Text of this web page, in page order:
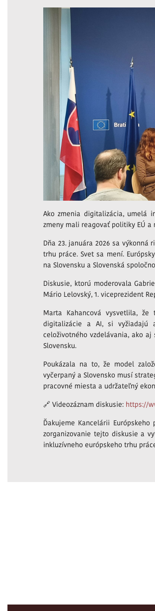
Ako zmenia digitalizácia, umelá
zmeny mali reagovať politiky EÚ a
Dňa 23. januára 2026 sa výkonná
trhu práce. Svet sa mení.
na Slovensku a Slovenská
Diskusie, ktorú moderovala
Mário Lelovský, 1. viceprezident
Marta Kahancová vysvetlila,
digitalizácie a AI, si vyžiadajú
celoživotného vzdelávania, ako
Slovensku.
Poukázala na to, že model
vyčerpaný a Slovensko musí
pracovné miesta a udržateľný
🔗 Videozáznam diskusie: https://
Ďakujeme Kancelárii
zorganizovanie tejto diskusie a
inkluzívneho európskeho trhu